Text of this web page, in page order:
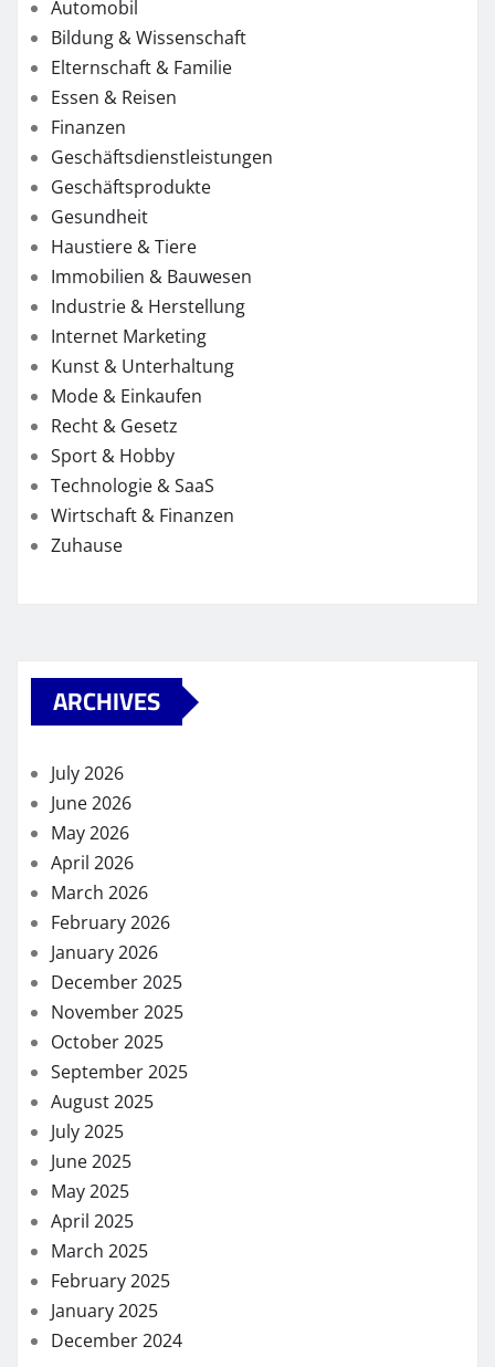
Automobil
Bildung & Wissenschaft
Elternschaft & Familie
Essen & Reisen
Finanzen
Geschäftsdienstleistungen
Geschäftsprodukte
Gesundheit
Haustiere & Tiere
Immobilien & Bauwesen
Industrie & Herstellung
Internet Marketing
Kunst & Unterhaltung
Mode & Einkaufen
Recht & Gesetz
Sport & Hobby
Technologie & SaaS
Wirtschaft & Finanzen
Zuhause
ARCHIVES
July 2026
June 2026
May 2026
April 2026
March 2026
February 2026
January 2026
December 2025
November 2025
October 2025
September 2025
August 2025
July 2025
June 2025
May 2025
April 2025
March 2025
February 2025
January 2025
December 2024